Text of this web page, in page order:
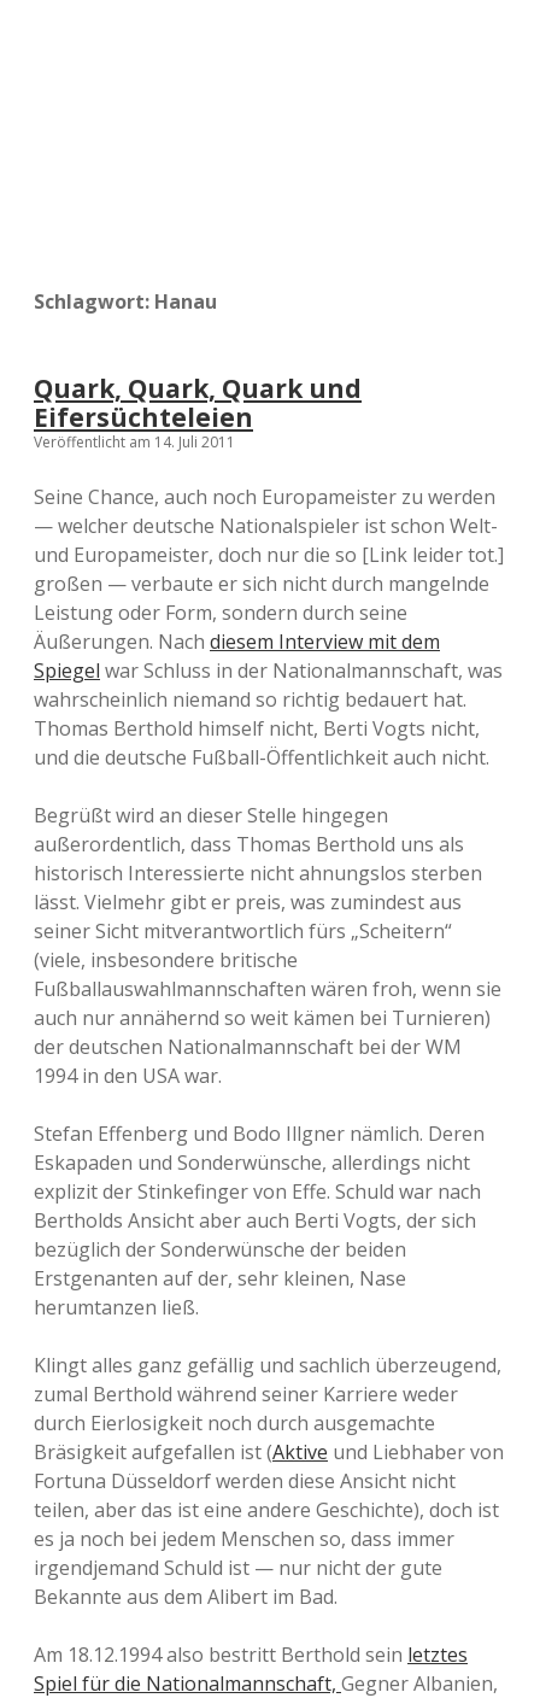
Schlagwort: Hanau
Quark, Quark, Quark und
Eifersüchteleien
Veröffentlicht am 14. Juli 2011
Seine Chance, auch noch Europameister zu werden
— welcher deutsche Nationalspieler ist schon Welt-
und Europameister, doch nur die so [Link leider tot.]
großen — verbaute er sich nicht durch mangelnde
Leistung oder Form, sondern durch seine
Äußerungen. Nach diesem Interview mit dem
Spiegel war Schluss in der Nationalmannschaft, was
wahrscheinlich niemand so richtig bedauert hat.
Thomas Berthold himself nicht, Berti Vogts nicht,
und die deutsche Fußball-Öffentlichkeit auch nicht.
Begrüßt wird an dieser Stelle hingegen
außerordentlich, dass Thomas Berthold uns als
historisch Interessierte nicht ahnungslos sterben
lässt. Vielmehr gibt er preis, was zumindest aus
seiner Sicht mitverantwortlich fürs „Scheitern“
(viele, insbesondere britische
Fußballauswahlmannschaften wären froh, wenn sie
auch nur annähernd so weit kämen bei Turnieren)
der deutschen Nationalmannschaft bei der WM
1994 in den USA war.
Stefan Effenberg und Bodo Illgner nämlich. Deren
Eskapaden und Sonderwünsche, allerdings nicht
explizit der Stinkefinger von Effe. Schuld war nach
Bertholds Ansicht aber auch Berti Vogts, der sich
bezüglich der Sonderwünsche der beiden
Erstgenanten auf der, sehr kleinen, Nase
herumtanzen ließ.
Klingt alles ganz gefällig und sachlich überzeugend,
zumal Berthold während seiner Karriere weder
durch Eierlosigkeit noch durch ausgemachte
Bräsigkeit aufgefallen ist (Aktive und Liebhaber von
Fortuna Düsseldorf werden diese Ansicht nicht
teilen, aber das ist eine andere Geschichte), doch ist
es ja noch bei jedem Menschen so, dass immer
irgendjemand Schuld ist — nur nicht der gute
Bekannte aus dem Alibert im Bad.
Am 18.12.1994 also bestritt Berthold sein letztes
Spiel für die Nationalmannschaft, Gegner Albanien,